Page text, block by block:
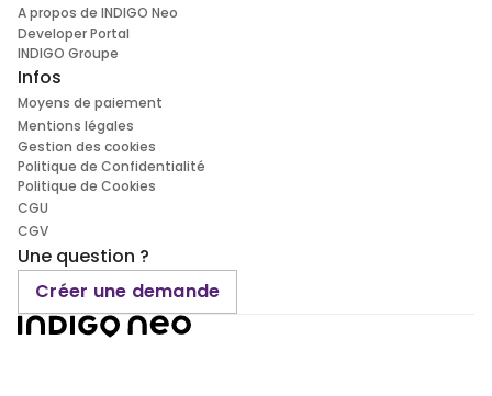
A propos de INDIGO Neo
Developer Portal
INDIGO Groupe
Infos
Moyens de paiement
Mentions légales
Gestion des cookies
Politique de Confidentialité
Politique de Cookies
CGU
CGV
Une question ?
Créer une demande